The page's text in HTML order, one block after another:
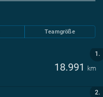
Teamgröße
1.
18.991 km
2.